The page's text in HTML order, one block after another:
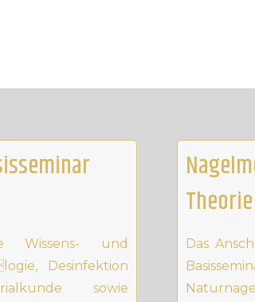
Wissens- und
Desinfektion
sowie
Das